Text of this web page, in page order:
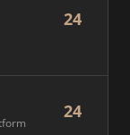
24
24